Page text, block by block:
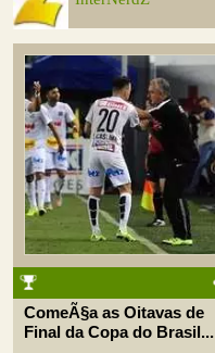
ComeÃ§a as Oitavas de
Final da Copa do Brasil...